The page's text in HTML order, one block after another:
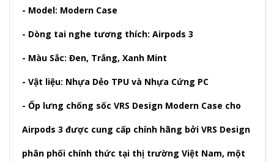
- Model: Modern Case
- Dòng tai nghe tương thích: Airpods 3
- Màu Sắc: Đen, Trắng, Xanh Mint
- Vật liệu: Nhựa Dẻo TPU và Nhựa Cứng PC
- Ốp lưng chống sốc VRS Design Modern Case cho
Airpods 3 được cung cấp chính hãng bởi VRS Design
phân phối chính thức tại thị trường Việt Nam, một